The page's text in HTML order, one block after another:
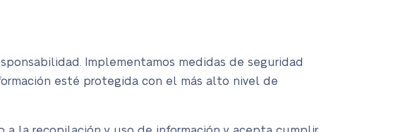
Implementamos medidas de seguridad
esté protegida con el más alto nivel de